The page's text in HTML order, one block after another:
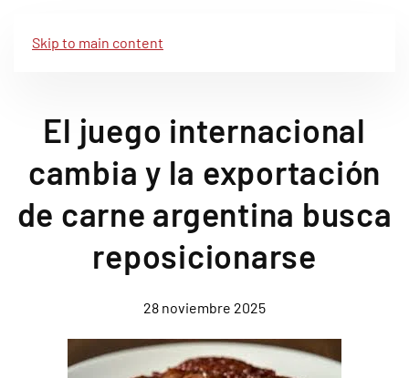
Skip to main content
El juego internacional
cambia y la exportación
de carne argentina busca
reposicionarse
28 noviembre 2025